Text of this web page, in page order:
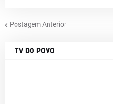
Postagem Anterior
TV DO POVO